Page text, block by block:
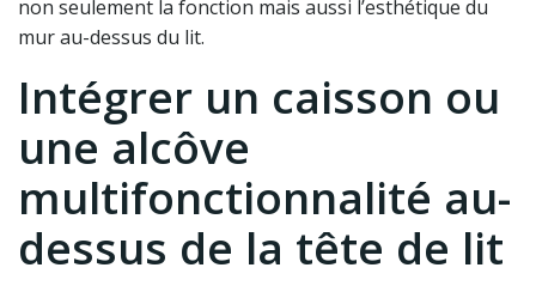
non seulement la fonction mais aussi l’esthétique du
mur au-dessus du lit.
Intégrer un caisson ou
une alcôve
multifonctionnalité au-
dessus de la tête de lit